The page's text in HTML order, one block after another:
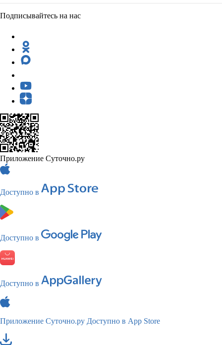
Подписывайтесь на нас
Приложение Суточно.ру
Доступно в
Доступно в
Доступно в
Приложение Суточно.ру Доступно в App Store